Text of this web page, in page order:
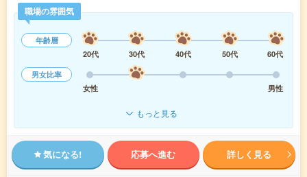
職場の雰囲気
年齢層
20代
30代 40代 50代
60代
男女比率
女性
男性
もっと見る
気になる! 応募へ進む 詳しく見る